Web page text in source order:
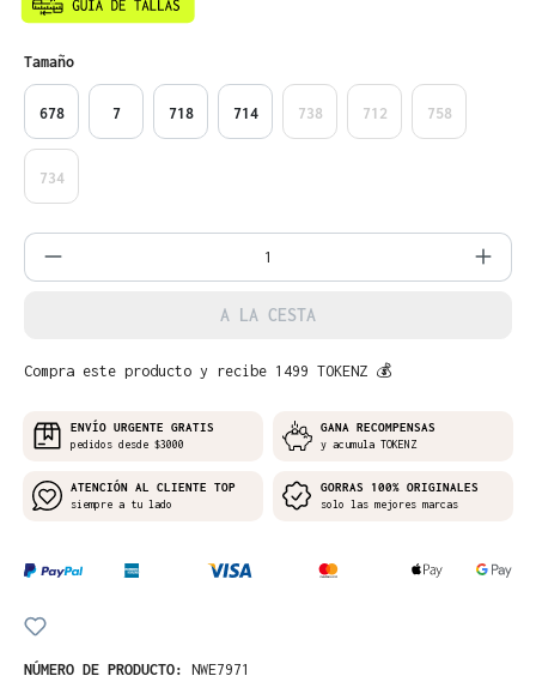
Seleccione
Tamaño
678 7 718 714 738 712 758
734
Cantidad del producto: introduce la
A LA CESTA
Compra este producto y recibe 1499 TOKENZ 💰
ENVÍO URGENTE GRATIS
pedidos desde $3000
GANA RECOMPENSAS
y acumula TOKENZ
ATENCIÓN AL CLIENTE TOP
siempre a tu lado
GORRAS 100% ORIGINALES
solo las mejores marcas
NÚMERO DE PRODUCTO: NWE7971